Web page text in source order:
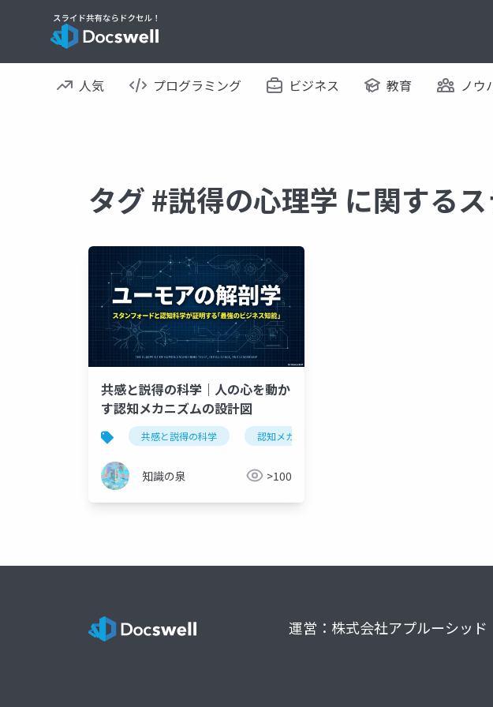
人気 プログラミング ビジネス 教育 ノウ
タグ #説得の心理学 に関する
共感と説得の科学｜人の心を動か
す認知メカニズムの設計図
共感と説得の科学 認知メカニズム
知識の泉 >100
運営：株式会社アプルーシッド